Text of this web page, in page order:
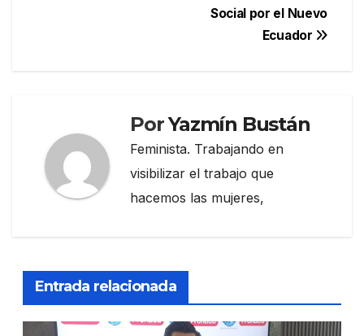
Social por el Nuevo
Ecuador
PorYazmín Bustán
Feminista. Trabajando en
visibilizar el trabajo que
hacemos las mujeres,
Entrada relacionada